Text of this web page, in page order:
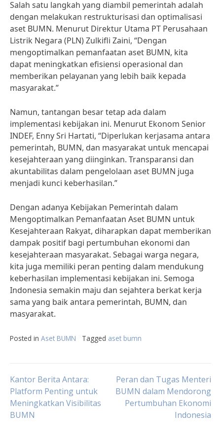
Salah satu langkah yang diambil pemerintah adalah
dengan melakukan restrukturisasi dan optimalisasi
aset BUMN. Menurut Direktur Utama PT Perusahaan
Listrik Negara (PLN) Zulkifli Zaini, “Dengan
mengoptimalkan pemanfaatan aset BUMN, kita
dapat meningkatkan efisiensi operasional dan
memberikan pelayanan yang lebih baik kepada
masyarakat.”
Namun, tantangan besar tetap ada dalam
implementasi kebijakan ini. Menurut Ekonom Senior
INDEF, Enny Sri Hartati, “Diperlukan kerjasama antara
pemerintah, BUMN, dan masyarakat untuk mencapai
kesejahteraan yang diinginkan. Transparansi dan
akuntabilitas dalam pengelolaan aset BUMN juga
menjadi kunci keberhasilan.”
Dengan adanya Kebijakan Pemerintah dalam
Mengoptimalkan Pemanfaatan Aset BUMN untuk
Kesejahteraan Rakyat, diharapkan dapat memberikan
dampak positif bagi pertumbuhan ekonomi dan
kesejahteraan masyarakat. Sebagai warga negara,
kita juga memiliki peran penting dalam mendukung
keberhasilan implementasi kebijakan ini. Semoga
Indonesia semakin maju dan sejahtera berkat kerja
sama yang baik antara pemerintah, BUMN, dan
masyarakat.
Posted in Aset BUMN Tagged aset bumn
Post
navigation
Kantor Berita Antara:
Platform Penting untuk
Meningkatkan Visibilitas
BUMN
Peran dan Tugas Menteri
BUMN dalam Mendorong
Pertumbuhan Ekonomi
Indonesia